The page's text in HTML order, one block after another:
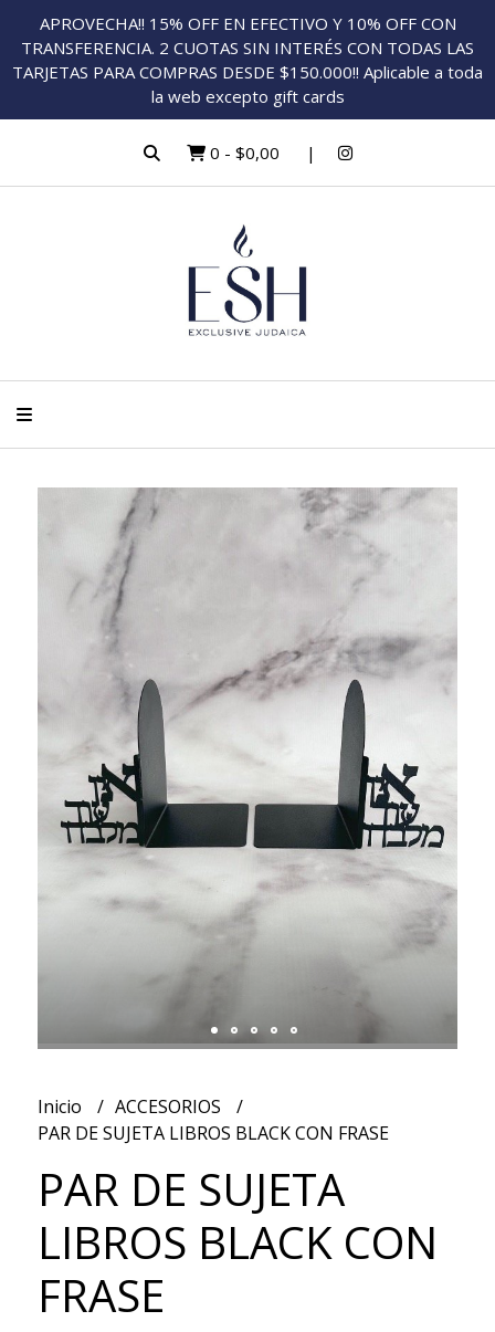
APROVECHA!! 15% OFF EN EFECTIVO Y 10% OFF CON
TRANSFERENCIA. 2 CUOTAS SIN INTERÉS CON TODAS LAS
TARJETAS PARA COMPRAS DESDE $150.000!! Aplicable a toda
la web excepto gift cards
0 - $0,00
Inicio
ACCESORIOS
PAR DE SUJETA LIBROS BLACK CON FRASE
PAR DE SUJETA
LIBROS BLACK CON
FRASE